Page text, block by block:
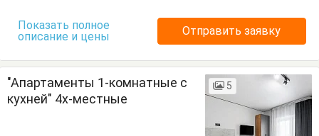
Показать полное
описание и цены
Отправить заявку
"Апартаменты 1-комнатные с
кухней" 4х-местные
5